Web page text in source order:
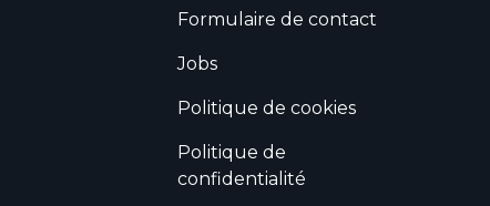
Formulaire de contact
Jobs
Politique de cookies
Politique de
confidentialité